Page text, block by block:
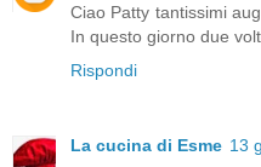
Ciao Patty tantissimi
In questo giorno due
Rispondi
La cucina di Esme 13